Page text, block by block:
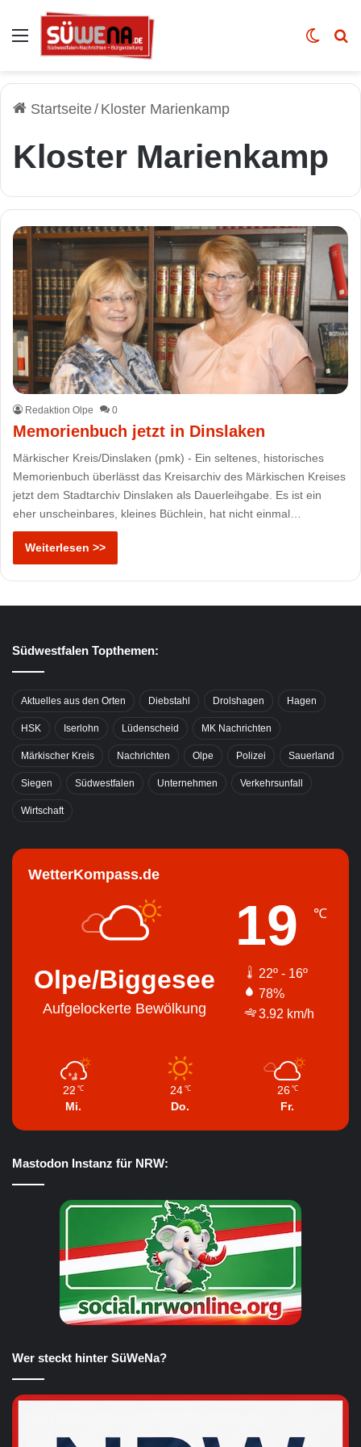
Auswahl Skin
Startseite/ Kloster Marienkamp
Kloster Marienkamp
Redaktion Olpe 0
Memorienbuch jetzt in Dinslaken
Märkischer Kreis/Dinslaken (pmk) - Ein seltenes, historisches
Memorienbuch überlässt das Kreisarchiv des Märkischen Kreises
jetzt dem Stadtarchiv Dinslaken als Dauerleihgabe. Es ist ein
eher unscheinbares, kleines Büchlein, hat nicht einmal…
Weiterlesen >>
Südwestfalen Topthemen:
Aktuelles aus den Orten Diebstahl Drolshagen Hagen
HSK Iserlohn Lüdenscheid MK Nachrichten
Märkischer Kreis Nachrichten Olpe Polizei Sauerland
Siegen Südwestfalen Unternehmen Verkehrsunfall
Wirtschaft
WetterKompass.de
Olpe/Biggesee
Aufgelockerte Bewölkung
19 ℃
22º - 16º
78%
3.92 km/h
22 ℃
Mi.
24 ℃
Do.
26 ℃
Fr.
Mastodon Instanz für NRW:
Wer steckt hinter SüWeNa?